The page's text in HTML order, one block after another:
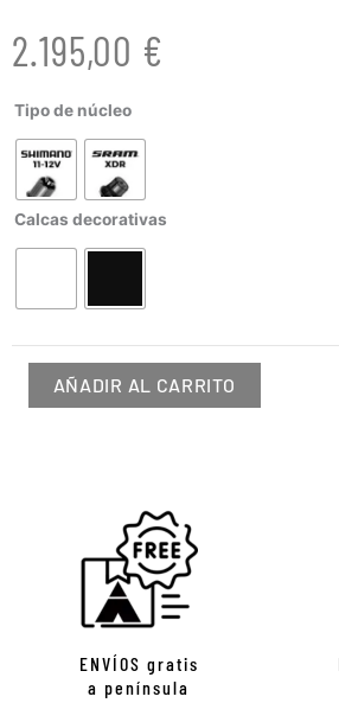
2.195,00 €
Tipo de núcleo
Calcas decorativas
ADVANCE
LENTICULAR
TRASERA
AÑADIR AL CARRITO
ENVÍOS gratis
a península